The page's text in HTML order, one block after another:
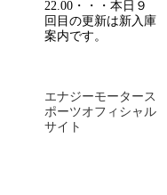
22.00・・・本日９
回目の更新は新入庫
案内です。
エナジーモータース
ポーツオフィシャル
サイト